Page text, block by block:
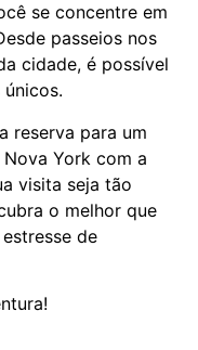
se concentre em
passeios nos
cidade, é possível
reserva para um
York com a
visita seja tão
o melhor que
de